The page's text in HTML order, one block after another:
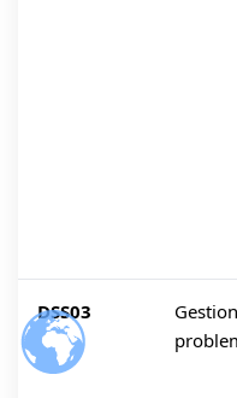
DSS03